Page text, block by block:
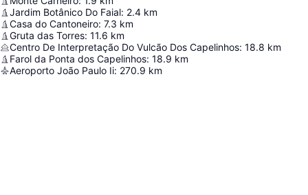
Jardim Botânico Do Faial: 2.4 km
Casa do Cantoneiro: 7.3 km
Gruta das Torres: 11.6 km
Centro De Interpretação Do Vulcão Dos Capelinhos: 18.8 km
Farol da Ponta dos Capelinhos: 18.9 km
Aeroporto João Paulo Ii: 270.9 km